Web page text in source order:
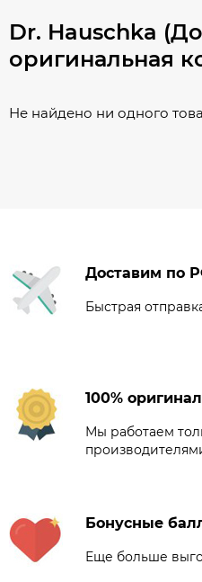
Dr. Hauschka
оригинальная
Не найдено ни одного
Доставим по
Быстрая
100%
Мы работаем
Бонусные
Еще больше